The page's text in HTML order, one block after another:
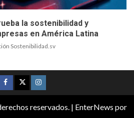
la sostenibilidad y
en América Latina
Sostenibilidad.sv
reservados. | EnterNews por